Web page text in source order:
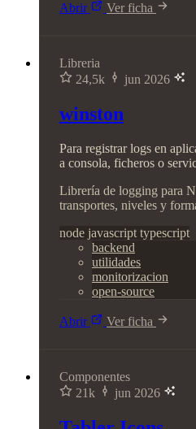
Abrir Ver ficha
Libreria
24,5k
jun 2026
winston
Para registrar logs en
a consola, ficheros o
Librería de logging para
transportes, niveles y
node javascript typescript
backend
utilidades
monitorizacion
open-source
Abrir Ver ficha
Componentes
21k
jun 2026